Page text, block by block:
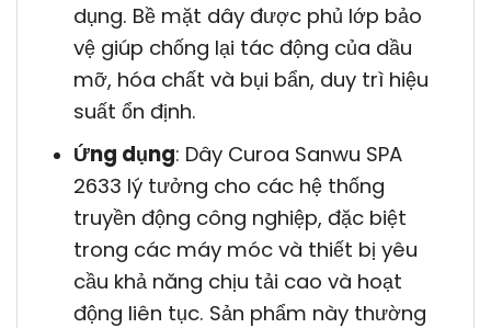
dụng. Bề mặt dây được phủ lớp bảo
vệ giúp chống lại tác động của dầu
mỡ, hóa chất và bụi bẩn, duy trì hiệu
suất ổn định.
Ứng dụng: Dây Curoa Sanwu SPA
2633 lý tưởng cho các hệ thống
truyền động công nghiệp, đặc biệt
trong các máy móc và thiết bị yêu
cầu khả năng chịu tải cao và hoạt
động liên tục. Sản phẩm này thường